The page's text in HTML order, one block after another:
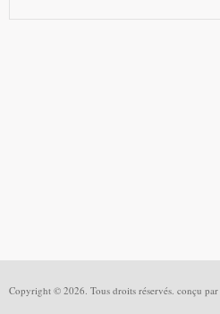
Copyright © 2026. Tous droits réservés. conçu par